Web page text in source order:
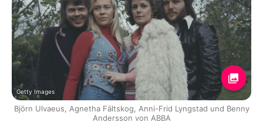
Getty Images
Björn Ulvaeus, Agnetha Fältskog, Anni-Frid Lyngstad und Benny
Andersson von ABBA